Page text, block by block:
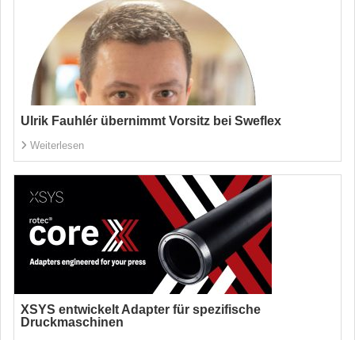
Ulrik Fauhlér übernimmt Vorsitz bei Sweflex
Weiterlesen
XSYS entwickelt Adapter für spezifische
Druckmaschinen